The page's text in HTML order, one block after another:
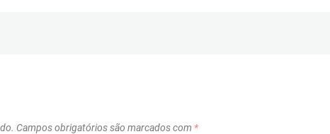
DO
Campos obrigatórios são marcados com *